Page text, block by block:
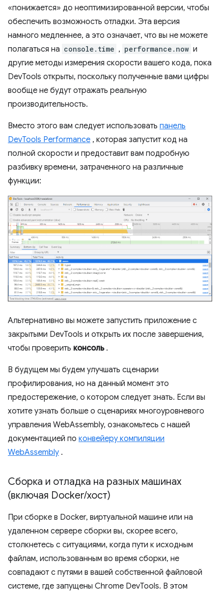
«понижается» до неоптимизированной версии, чтобы
обеспечить возможность отладки. Эта версия
намного медленнее, а это означает, что вы не можете
полагаться на console.time , performance.now и
другие методы измерения скорости вашего кода, пока
DevTools открыты, поскольку полученные вами цифры
вообще не будут отражать реальную
производительность.
Вместо этого вам следует использовать панель
DevTools Performance , которая запустит код на
полной скорости и предоставит вам подробную
разбивку времени, затраченного на различные
функции:
Альтернативно вы можете запустить приложение с
закрытыми DevTools и открыть их после завершения,
чтобы проверить консоль.
В будущем мы будем улучшать сценарии
профилирования, но на данный момент это
предостережение, о котором следует знать. Если вы
хотите узнать больше о сценариях многоуровневого
управления WebAssembly, ознакомьтесь с нашей
документацией по конвейеру компиляции
WebAssembly .
Сборка и отладка на разных машинах
(включая Docker/хост)
При сборке в Docker, виртуальной машине или на
удаленном сервере сборки вы, скорее всего,
столкнетесь с ситуациями, когда пути к исходным
файлам, использованным во время сборки, не
совпадают с путями в вашей собственной файловой
системе, где запущены Chrome DevTools. В этом